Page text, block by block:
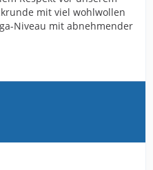
mit viel wohlwollen
Niveau mit abnehmender